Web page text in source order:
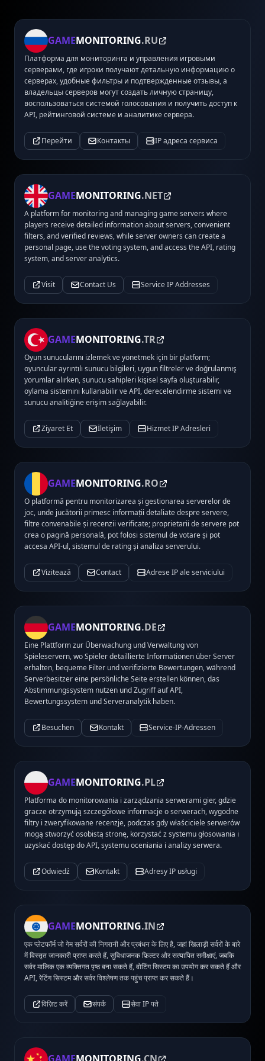
GAMEMONITORING.RU
Платформа для мониторинга и управления игровыми
серверами, где игроки получают детальную информацию о
серверах, удобные фильтры и подтвержденные отзывы, а
владельцы серверов могут создать личную страницу,
воспользоваться системой голосования и получить доступ к
API, рейтинговой системе и аналитике сервера.
Перейти Контакты IP адреса сервиса
GAMEMONITORING.NET
A platform for monitoring and managing game servers where
players receive detailed information about servers, convenient
filters, and verified reviews, while server owners can create a
personal page, use the voting system, and access the API, rating
system, and server analytics.
Visit Contact Us Service IP Addresses
GAMEMONITORING.TR
Oyun sunucularını izlemek ve yönetmek için bir platform;
oyuncular ayrıntılı sunucu bilgileri, uygun filtreler ve doğrulanmış
yorumlar alırken, sunucu sahipleri kişisel sayfa oluşturabilir,
oylama sistemini kullanabilir ve API, derecelendirme sistemi ve
sunucu analitiğine erişim sağlayabilir.
Ziyaret Et İletişim Hizmet IP Adresleri
GAMEMONITORING.RO
O platformă pentru monitorizarea și gestionarea serverelor de
joc, unde jucătorii primesc informații detaliate despre servere,
filtre convenabile și recenzii verificate; proprietarii de servere pot
crea o pagină personală, pot folosi sistemul de votare și pot
accesa API-ul, sistemul de rating și analiza serverului.
Vizitează Contact Adrese IP ale serviciului
GAMEMONITORING.DE
Eine Plattform zur Überwachung und Verwaltung von
Spieleservern, wo Spieler detaillierte Informationen über Server
erhalten, bequeme Filter und verifizierte Bewertungen, während
Serverbesitzer eine persönliche Seite erstellen können, das
Abstimmungssystem nutzen und Zugriff auf API,
Bewertungssystem und Serveranalytik haben.
Besuchen Kontakt Service-IP-Adressen
GAMEMONITORING.PL
Platforma do monitorowania i zarządzania serwerami gier, gdzie
gracze otrzymują szczegółowe informacje o serwerach, wygodne
filtry i zweryfikowane recenzje, podczas gdy właściciele serwerów
mogą stworzyć osobistą stronę, korzystać z systemu głosowania i
uzyskać dostęp do API, systemu oceniania i analizy serwera.
Odwiedź Kontakt Adresy IP usługi
GAMEMONITORING.IN
एक प्लेटफॉर्म जो गेम सर्वरों की निगरानी और प्रबंधन के लिए है, जहां खिलाड़ी सर्वरों के बारे
में विस्तृत जानकारी प्राप्त करते हैं, सुविधाजनक फ़िल्टर और सत्यापित समीक्षाएं, जबकि
सर्वर मालिक एक व्यक्तिगत पृष्ठ बना सकते हैं, वोटिंग सिस्टम का उपयोग कर सकते हैं और
API, रेटिंग सिस्टम और सर्वर विश्लेषण तक पहुंच प्राप्त कर सकते हैं।
विज़िट करें संपर्क सेवा IP पते